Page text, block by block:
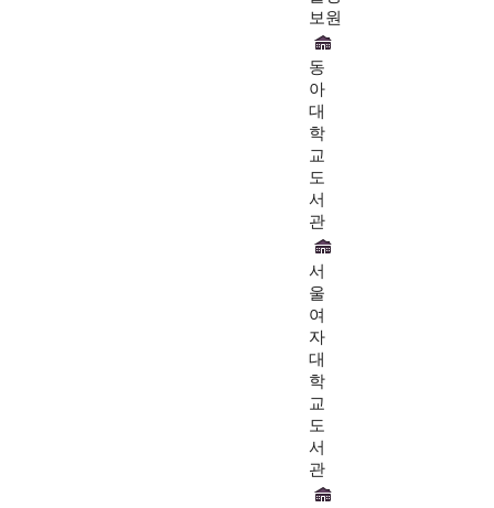
보원
동
아
대
학
교
도
서
관
서
울
여
자
대
학
교
도
서
관